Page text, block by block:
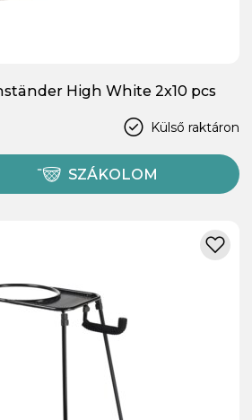
High White 2x10 pcs
Külső raktáron
SZÁKOLOM